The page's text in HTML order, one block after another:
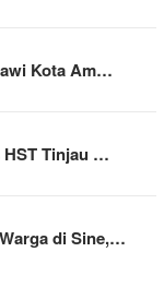
Kota Am…
HST Tinjau …
di Sine,…